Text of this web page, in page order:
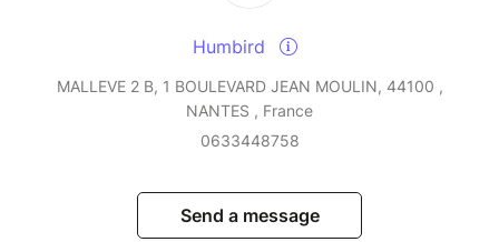
Humbird
MALLEVE 2 B, 1 BOULEVARD JEAN MOULIN, 44100 ,
NANTES , France
0633448758
Send a message